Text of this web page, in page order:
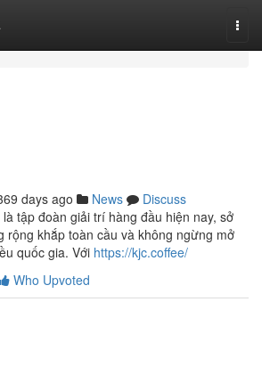
days ago News
Discuss
tập đoàn giải trí hàng đầu hiện nay, sở
rộng khắp toàn cầu và không ngừng mở
quốc gia. Với https://kjc.coffee/
Who Upvoted